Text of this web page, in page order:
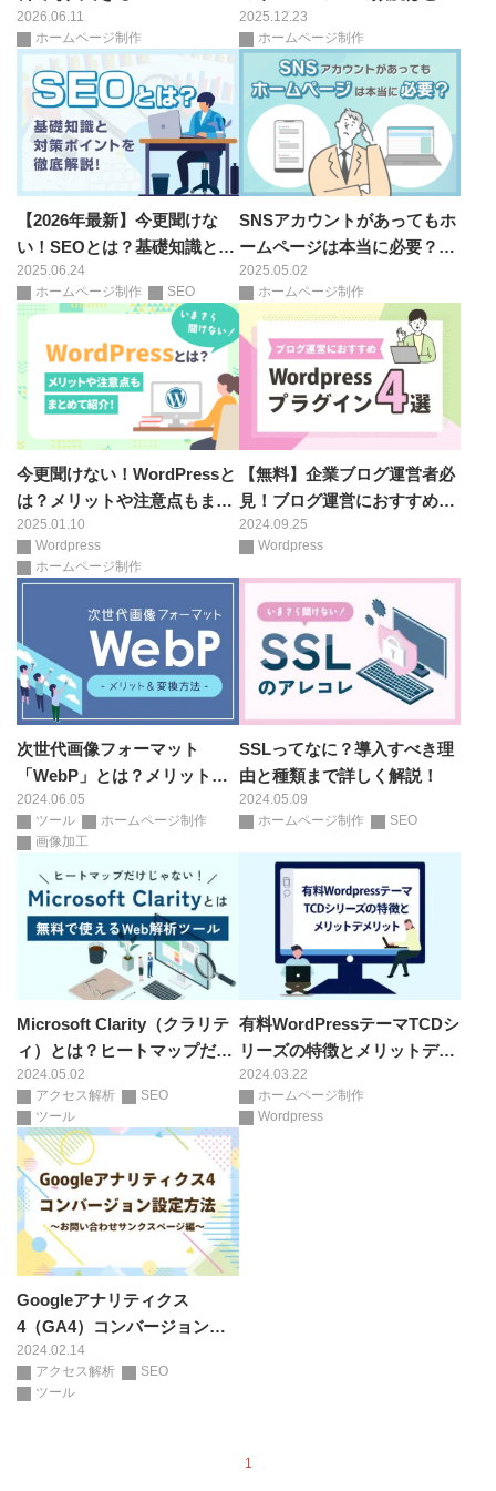
に代わるスパム対策
2026.06.11
ホームページ制作
くらい？適切なタイミングと
判断基準
2025.12.23
ホームページ制作
【2026年最新】今更聞けな
い！SEOとは？基礎知識と対
策ポイントを徹底解説！
2025.06.24
ホームページ制作
SEO
SNSアカウントがあってもホ
ームページは本当に必要？メ
リット・デメリットを徹底解
説！
2025.05.02
ホームページ制作
今更聞けない！WordPressと
は？メリットや注意点もまと
めて紹介！
2025.01.10
Wordpress
ホームページ制作
【無料】企業ブログ運営者必
見！ブログ運営におすすめ
WordPressプラグイン4選
2024.09.25
Wordpress
次世代画像フォーマット
「WebP」とは？メリットや
変換方法を解説！
2024.06.05
ツール
ホームページ制作
画像加工
SSLってなに？導入すべき理
由と種類まで詳しく解説！
2024.05.09
ホームページ制作
SEO
Microsoft Clarity（クラリテ
ィ）とは？ヒートマップだけ
じゃない！無料で使えるWeb
解析ツール
2024.05.02
アクセス解析
SEO
ツール
有料WordPressテーマTCDシ
リーズの特徴とメリットデメ
リット
2024.03.22
ホームページ制作
Wordpress
Googleアナリティクス
4（GA4）コンバージョン設
定～お問い合わせサンクスペ
ージ編
2024.02.14
アクセス解析
SEO
ツール
1